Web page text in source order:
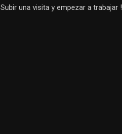
Subir una visita y empezar a trabajar !